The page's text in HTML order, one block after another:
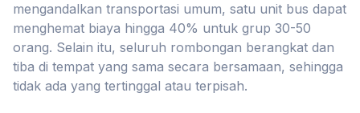
mengandalkan transportasi umum, satu unit bus dapat
menghemat biaya hingga 40% untuk grup 30-50
orang. Selain itu, seluruh rombongan berangkat dan
tiba di tempat yang sama secara bersamaan, sehingga
tidak ada yang tertinggal atau terpisah.